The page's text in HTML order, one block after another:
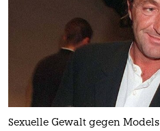
Sexuelle Gewalt gegen Models